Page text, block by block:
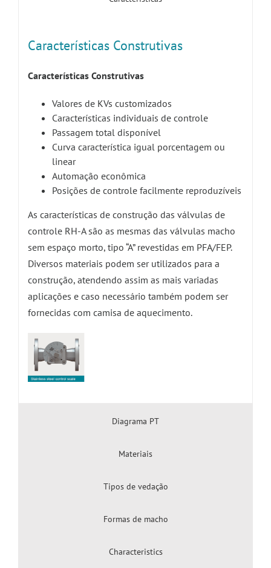
Características Construtivas
Características Construtivas
Valores de KVs customizados
Características individuais de controle
Passagem total disponível
Curva característica igual porcentagem ou
linear
Automação econômica
Posições de controle facilmente reproduzíveis
As características de construção das válvulas de
controle RH-A são as mesmas das válvulas macho
sem espaço morto, tipo “A” revestidas em PFA/FEP.
Diversos materiais podem ser utilizados para a
construção, atendendo assim as mais variadas
aplicações e caso necessário também podem ser
fornecidas com camisa de aquecimento.
Diagrama PT
Materiais
Tipos de vedação
Formas de macho
Characteristics